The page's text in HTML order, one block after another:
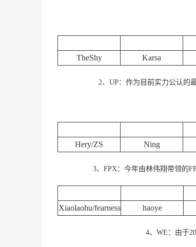
TheShy
Karsa
2、UP：作为目前实力公认的
Hery/ZS
Ning
3、FPX：今年由林伟翔带领的
Xiaolaohu/fearness
haoye
4、WE：由于